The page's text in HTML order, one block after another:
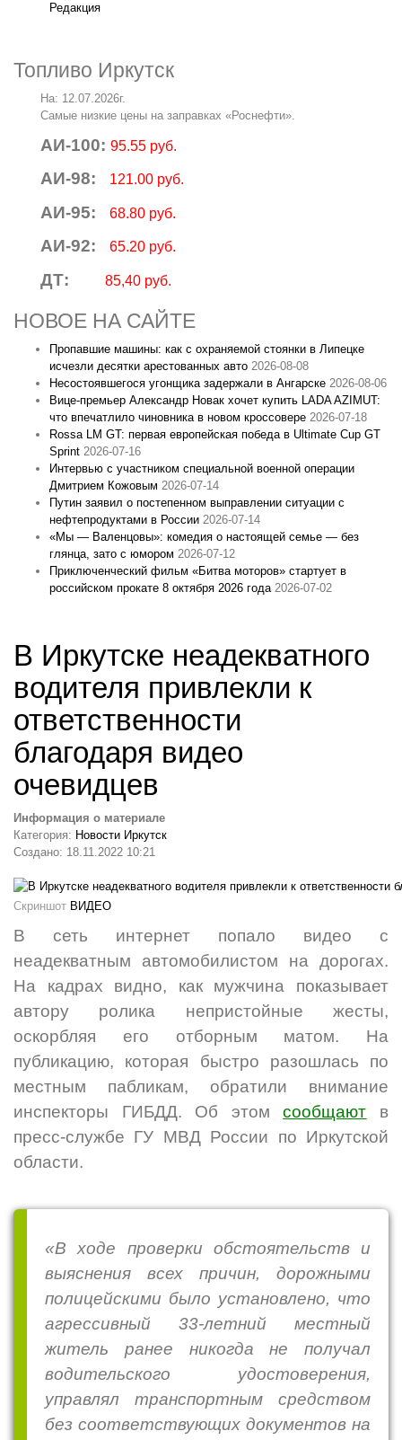
Редакция
Топливо Иркутск
На: 12.07.2026г.
Самые низкие цены на заправках «Роснефти».
АИ-100: 95.55 руб.
АИ-98: 121.00 руб.
АИ-95: 68.80 руб.
АИ-92: 65.20 руб.
ДТ: 85,40 руб.
НОВОЕ НА САЙТЕ
Пропавшие машины: как с охраняемой стоянки в Липецке
исчезли десятки арестованных авто 2026-08-08
Несостоявшегося угонщика задержали в Ангарске 2026-08-06
Вице‑премьер Александр Новак хочет купить LADA AZIMUT:
что впечатлило чиновника в новом кроссовере 2026-07-18
Rossa LM GT: первая европейская победа в Ultimate Cup GT
Sprint 2026-07-16
Интервью с участником специальной военной операции
Дмитрием Кожовым 2026-07-14
Путин заявил о постепенном выправлении ситуации с
нефтепродуктами в России 2026-07-14
«Мы — Валенцовы»: комедия о настоящей семье — без
глянца, зато с юмором 2026-07-12
Приключенческий фильм «Битва моторов» стартует в
российском прокате 8 октября 2026 года 2026-07-02
В Иркутске неадекватного
водителя привлекли к
ответственности
благодаря видео
очевидцев
Информация о материале
Категория: Новости Иркутск
Создано: 18.11.2022 10:21
Скриншот ВИДЕО
В сеть интернет попало видео с
неадекватным автомобилистом на дорогах.
На кадрах видно, как мужчина показывает
автору ролика непристойные жесты,
оскорбляя его отборным матом. На
публикацию, которая быстро разошлась по
местным пабликам, обратили внимание
инспекторы ГИБДД. Об этомсообщают в
пресс-службе ГУ МВД России по Иркутской
области.
«В ходе проверки обстоятельств и
выяснения всех причин, дорожными
полицейскими было установлено, что
агрессивный 33-летний местный
житель ранее никогда не получал
водительского удостоверения,
управлял транспортным средством
без соответствующих документов на